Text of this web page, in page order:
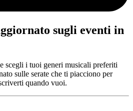
sugli eventi in
scegli i tuoi generi musicali preferiti
sulle serate che ti piacciono per
quando vuoi.